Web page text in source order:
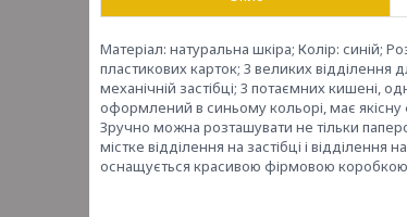
Матеріал: натуральна шкіра; Колір: синій;
пластикових карток; 3 великих
механічній застібці; 3 потаємних кишені,
оформлений в синьому кольорі, має якісну
Зручно можна розташувати не тільки
містке відділення на застібці і
оснащується красивою фірмовою